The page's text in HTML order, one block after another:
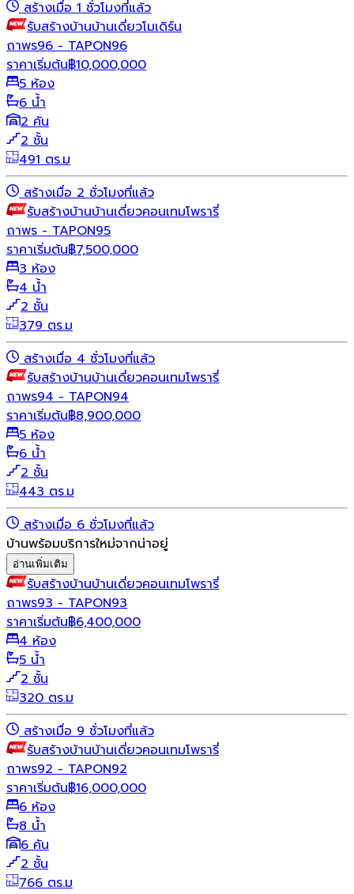
สร้างเมื่อ 1 ชั่วโมงที่แล้ว
รับสร้างบ้านบ้านเดี่ยวโมเดิร์น
ถาพร96 - TAPON96
ราคาเริ่มต้น฿10,000,000
5 ห้อง
6 น้ำ
2 คัน
2 ชั้น
491 ตร.ม
สร้างเมื่อ 2 ชั่วโมงที่แล้ว
รับสร้างบ้านบ้านเดี่ยวคอนเทมโพรารี่
ถาพร - TAPON95
ราคาเริ่มต้น฿7,500,000
3 ห้อง
4 น้ำ
2 ชั้น
379 ตร.ม
สร้างเมื่อ 4 ชั่วโมงที่แล้ว
รับสร้างบ้านบ้านเดี่ยวคอนเทมโพรารี่
ถาพร94 - TAPON94
ราคาเริ่มต้น฿8,900,000
5 ห้อง
6 น้ำ
2 ชั้น
443 ตร.ม
สร้างเมื่อ 6 ชั่วโมงที่แล้ว
บ้านพร้อมบริการใหม่จากน่าอยู่
อ่านเพิ่มเติม
รับสร้างบ้านบ้านเดี่ยวคอนเทมโพรารี่
ถาพร93 - TAPON93
ราคาเริ่มต้น฿6,400,000
4 ห้อง
5 น้ำ
2 ชั้น
320 ตร.ม
สร้างเมื่อ 9 ชั่วโมงที่แล้ว
รับสร้างบ้านบ้านเดี่ยวคอนเทมโพรารี่
ถาพร92 - TAPON92
ราคาเริ่มต้น฿16,000,000
6 ห้อง
8 น้ำ
6 คัน
2 ชั้น
766 ตร.ม